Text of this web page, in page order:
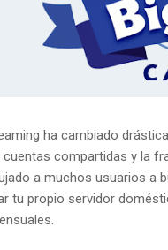
ha cambiado
cuentas compartidas y la
a muchos usuarios a
tu propio servidor